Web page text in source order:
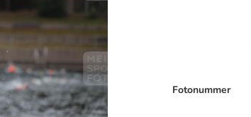
Fotonummer